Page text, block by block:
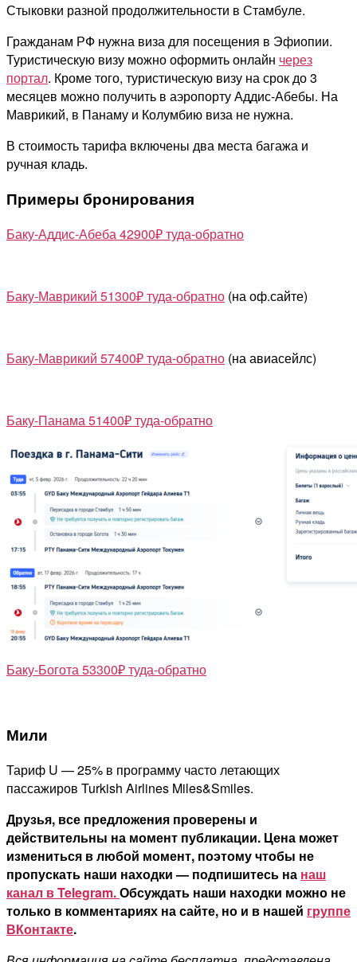
Стыковки разной продолжительности в Стамбуле.
Гражданам РФ нужна виза для посещения в Эфиопии.
Туристическую визу можно оформить онлайн через
портал. Кроме того, туристическую визу на срок до 3
месяцев можно получить в аэропорту Аддис-Абебы. На
Маврикий, в Панаму и Колумбию виза не нужна.
В стоимость тарифа включены два места багажа и
ручная кладь.
Примеры бронирования
Баку-Аддис-Абеба 42900₽ туда-обратно
Баку-Маврикий 51300₽ туда-обратно (на оф.сайте)
Баку-Маврикий 57400₽ туда-обратно (на авиасейлс)
Баку-Панама 51400₽ туда-обратно
Баку-Богота 53300₽ туда-обратно
Мили
Тариф U — 25% в программу часто летающих
пассажиров Turkish Airlines Miles&Smiles.
Друзья, все предложения проверены и
действительны на момент публикации. Цена может
измениться в любой момент, поэтому чтобы не
пропускать наши находки — подпишитесь на наш
канал в Telegram.Обсуждать наши находки можно не
только в комментариях на сайте, но и в нашей группе
ВКонтакте.